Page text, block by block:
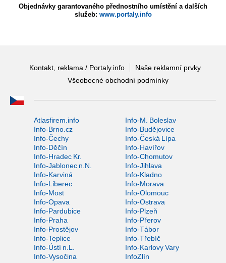
Objednávky garantovaného přednostního umístění a dalších
služeb: www.portaly.info
Kontakt, reklama / Portaly.info
Naše reklamní prvky
Všeobecné obchodní podmínky
Atlasfirem.info
Info-M. Boleslav
Info-Brno.cz
Info-Budějovice
Info-Čechy
Info-Česká Lípa
Info-Děčín
Info-Havířov
Info-Hradec Kr.
Info-Chomutov
Info-Jablonec n.N.
Info-Jihlava
Info-Karviná
Info-Kladno
Info-Liberec
Info-Morava
Info-Most
Info-Olomouc
Info-Opava
Info-Ostrava
Info-Pardubice
Info-Plzeň
Info-Praha
Info-Přerov
Info-Prostějov
Info-Tábor
Info-Teplice
Info-Třebíč
Info-Ústí n.L.
Info-Karlovy Vary
Info-Vysočina
InfoZlín